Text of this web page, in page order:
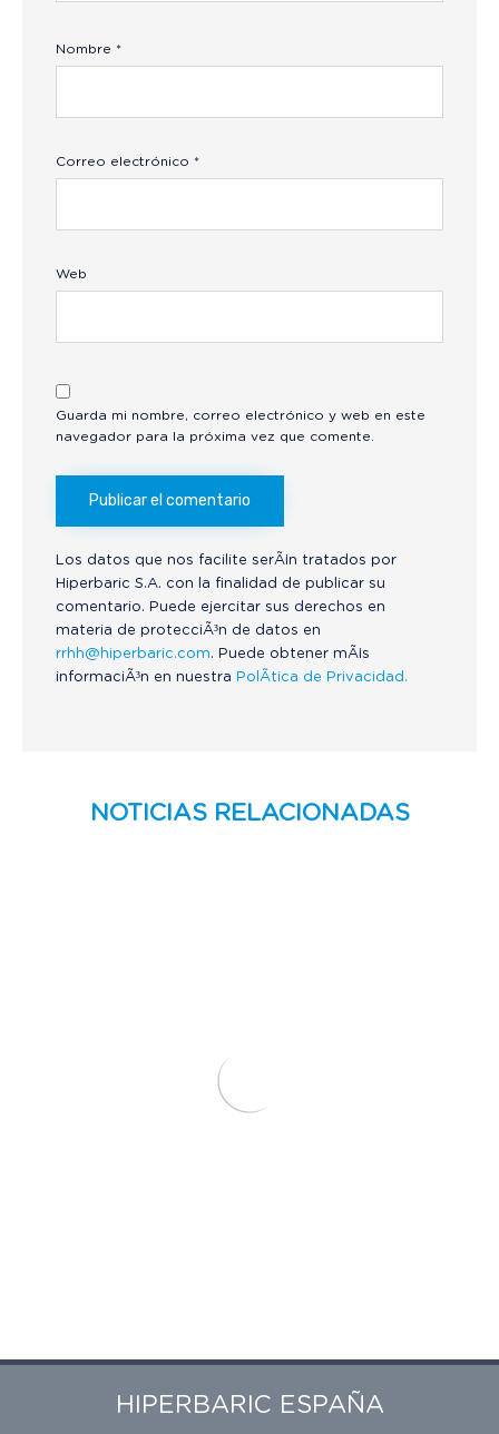
Nombre *
Correo electrónico *
Web
Guarda mi nombre, correo electrónico y web en este
navegador para la próxima vez que comente.
Los datos que nos facilite serÃ¡n tratados por
Hiperbaric S.A. con la finalidad de publicar su
comentario. Puede ejercitar sus derechos en
materia de protecciÃ³n de datos en
rrhh@hiperbaric.com. Puede obtener mÃ¡s
informaciÃ³n en nuestra PolÃ­tica de Privacidad.
NOTICIAS RELACIONADAS
HIPERBARIC ESPAÑA